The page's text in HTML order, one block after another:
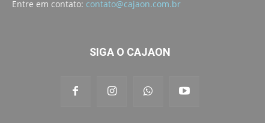
Entre em contato: contato@cajaon.com.br
SIGA O CAJAON